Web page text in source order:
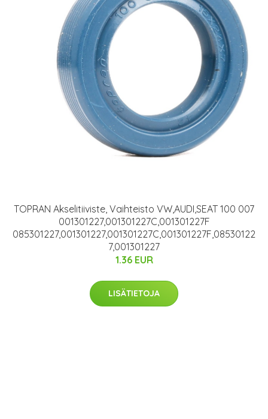
TOPRAN Akselitiiviste, Vaihteisto VW,AUDI,SEAT 100 007
001301227,001301227C,001301227F
085301227,001301227,001301227C,001301227F,08530122
7,001301227
1.36 EUR
LISÄTIETOJA